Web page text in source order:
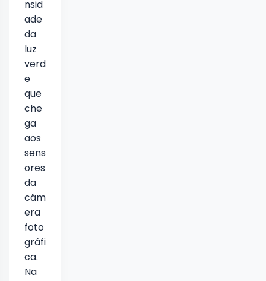
nsid
ade
da
luz
verd
e
que
che
ga
aos
sens
ores
da
câm
era
foto
gráfi
ca.
Na